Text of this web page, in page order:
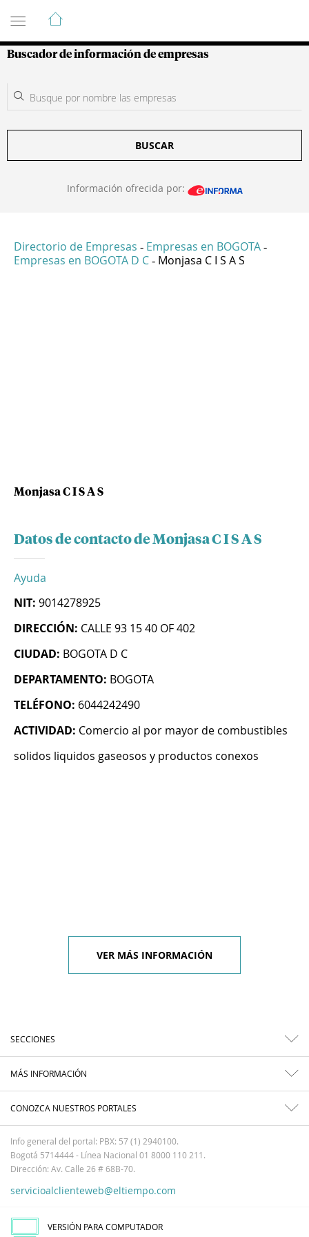
Guía de Empresas Colombianas
Buscador de información de empresas
BUSCAR
Información ofrecida por:
Directorio de Empresas - Empresas en BOGOTA -
Empresas en BOGOTA D C - Monjasa C I S A S
Monjasa C I S A S
Datos de contacto de Monjasa C I S A S
Ayuda
NIT: 9014278925
DIRECCIÓN: CALLE 93 15 40 OF 402
CIUDAD: BOGOTA D C
DEPARTAMENTO: BOGOTA
TELÉFONO: 6044242490
ACTIVIDAD: Comercio al por mayor de combustibles
solidos liquidos gaseosos y productos conexos
VER MÁS INFORMACIÓN
SECCIONES
MÁS INFORMACIÓN
CONOZCA NUESTROS PORTALES
Info general del portal: PBX: 57 (1) 2940100.
Bogotá 5714444 - Línea Nacional 01 8000 110 211.
Dirección: Av. Calle 26 # 68B-70.
servicioalclienteweb@eltiempo.com
VERSIÓN PARA COMPUTADOR